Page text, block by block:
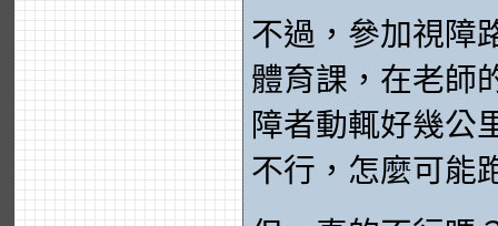
不過，參加視障
體育課，在老師
障者動輒好幾公
不行，怎麼可能